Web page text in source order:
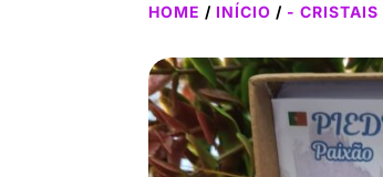
HOME / INÍCIO / - CRISTAIS